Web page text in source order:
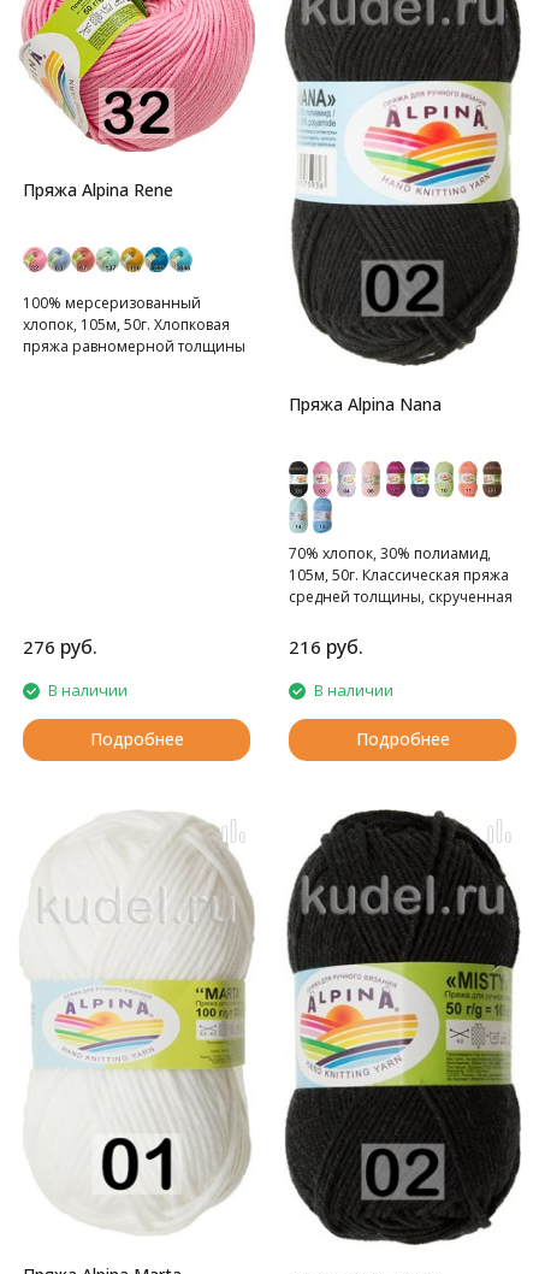
Пряжа Alpina Rene
100% мерсеризованный
хлопок, 105м, 50г. Хлопковая
пряжа равномерной толщины
276 руб.
В наличии
Подробнее
Пряжа Alpina Nana
70% хлопок, 30% полиамид,
105м, 50г. Классическая пряжа
средней толщины, скрученная
216 руб.
В наличии
Подробнее